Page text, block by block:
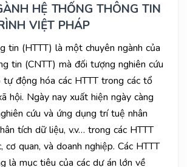
HỆ THỐNG THÔNG TIN
VIỆT PHÁP
tin (HTTT) là một chuyên ngành của
tin (CNTT) mà đối tượng nghiên cứu
tự động hóa các HTTT trong các tổ
hội. Ngày nay xuất hiện ngày càng
cứu và ứng dụng trí tuệ nhân
tích dữ liệu, v.v… trong các HTTT
cơ quan, và doanh nghiệp. Các HTTT
là mục tiêu của các dự án lớn về